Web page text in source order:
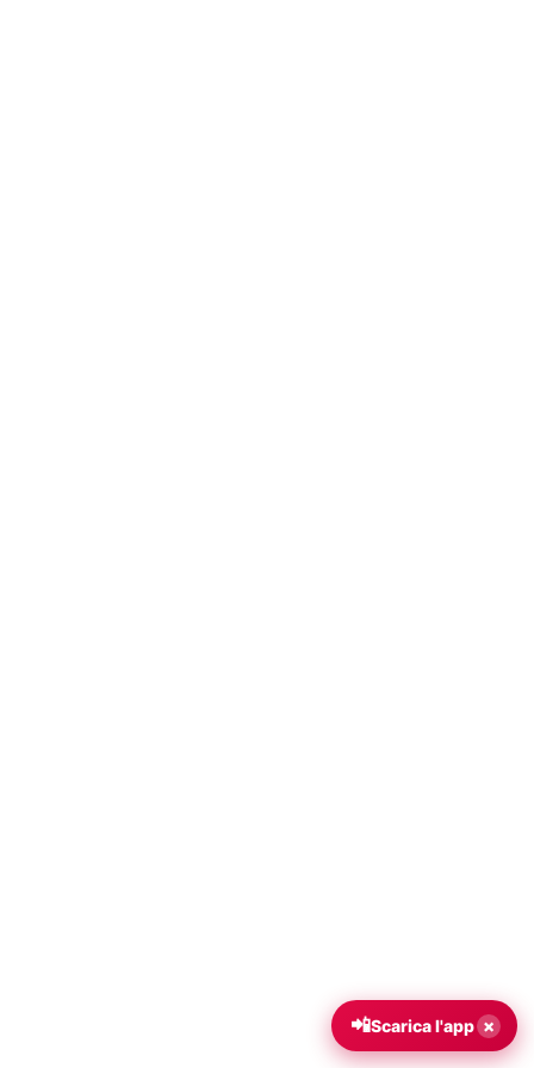
📲Scarica l'app ×